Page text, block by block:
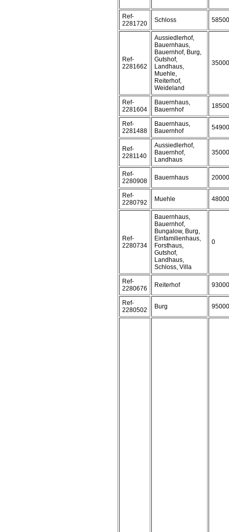
Ref-
2281720
Schloss
Ref-
2281662
Aussiedlerhof,
Bauernhaus,
Bauernhof, Burg,
Gutshof,
Landhaus,
Muehle,
Reiterhof,
Weideland
Ref-
2281604
Bauernhaus,
Bauernhof
Ref-
2281488
Bauernhaus,
Bauernhof
Ref-
2281140
Aussiedlerhof,
Bauernhof,
Landhaus
Ref-
2280908
Bauernhaus
Ref-
2280792
Muehle
Ref-
2280734
Bauernhaus,
Bauernhof,
Bungalow, Burg,
Einfamilienhaus,
Forsthaus,
Gutshof,
Landhaus,
Schloss, Villa
0
Ref-
2280676
Reiterhof
Ref-
2280502
Burg